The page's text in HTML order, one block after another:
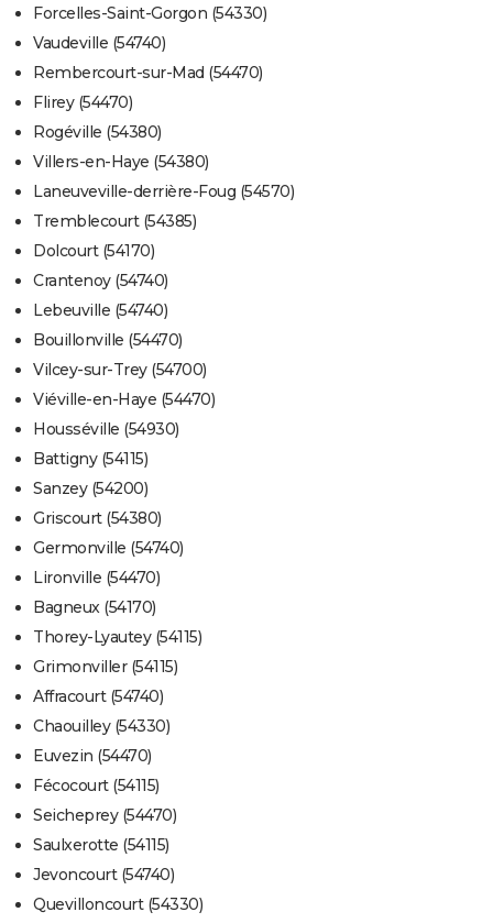
Forcelles-Saint-Gorgon (54330)
Vaudeville (54740)
Rembercourt-sur-Mad (54470)
Flirey (54470)
Rogéville (54380)
Villers-en-Haye (54380)
Laneuveville-derrière-Foug (54570)
Tremblecourt (54385)
Dolcourt (54170)
Crantenoy (54740)
Lebeuville (54740)
Bouillonville (54470)
Vilcey-sur-Trey (54700)
Viéville-en-Haye (54470)
Housséville (54930)
Battigny (54115)
Sanzey (54200)
Griscourt (54380)
Germonville (54740)
Lironville (54470)
Bagneux (54170)
Thorey-Lyautey (54115)
Grimonviller (54115)
Affracourt (54740)
Chaouilley (54330)
Euvezin (54470)
Fécocourt (54115)
Seicheprey (54470)
Saulxerotte (54115)
Jevoncourt (54740)
Quevilloncourt (54330)